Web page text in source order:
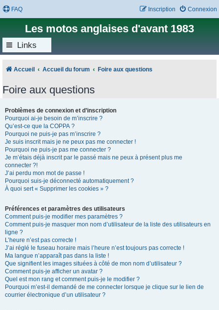
FAQ Connexion
Inscription
Les motos anglaises d'avant 1983
Links
Accueil Accueil du forum Foire aux questions
Foire aux questions
Problèmes de connexion et d’inscription
Pourquoi ai-je besoin de m’inscrire ?
Qu’est-ce que la COPPA ?
Pourquoi ne puis-je pas m’inscrire ?
Je suis inscrit mais je ne peux pas me connecter !
Pourquoi ne puis-je pas me connecter ?
Je m’étais déjà inscrit par le passé mais ne peux à présent plus me
connecter ?!
J’ai perdu mon mot de passe !
Pourquoi suis-je déconnecté automatiquement ?
À quoi sert « Supprimer les cookies » ?
Préférences et paramètres des utilisateurs
Comment puis-je modifier mes paramètres ?
Comment puis-je masquer mon nom d’utilisateur de la liste des utilisateurs en
ligne ?
L’heure n’est pas correcte !
J’ai réglé le fuseau horaire mais l’heure n’est toujours pas correcte !
Ma langue n’apparaît pas dans la liste !
Que signifient les images situées à côté de mon nom d’utilisateur ?
Comment puis-je afficher un avatar ?
Quel est mon rang et comment puis-je le modifier ?
Pourquoi m’est-il demandé de me connecter lorsque je clique sur le lien de
courrier électronique d’un utilisateur ?